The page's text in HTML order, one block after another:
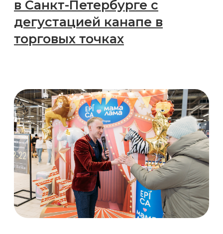
BTL-презентация нового
йогурта в офисе X5 с POSM-
бренда